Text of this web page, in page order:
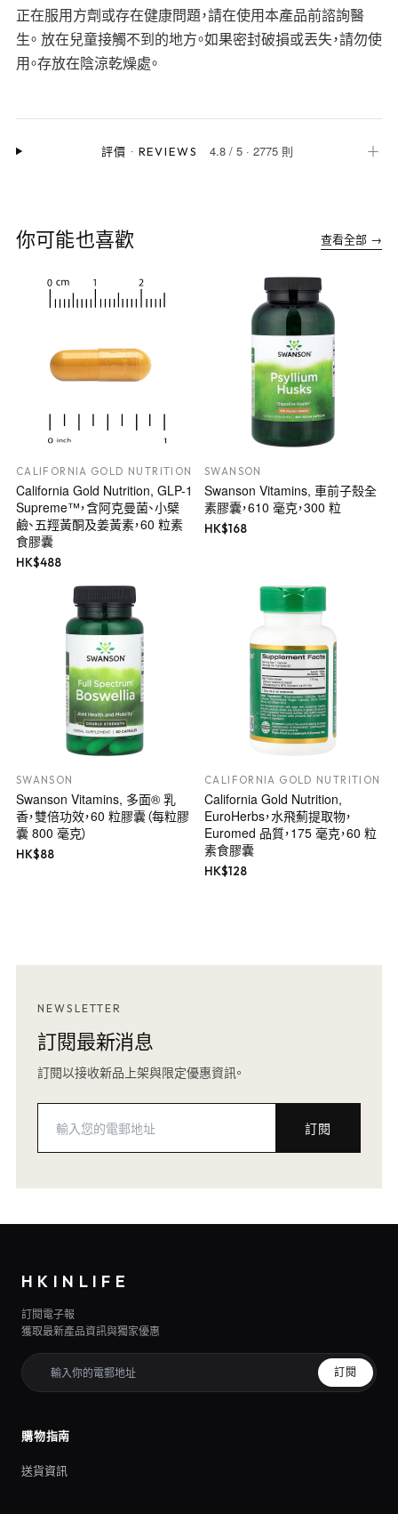
正在服用方劑或存在健康問題，請在使用本產品前諮詢醫
生。 放在兒童接觸不到的地方。如果密封破損或丟失，請勿使
用。存放在陰涼乾燥處。
評價 · REVIEWS 4.8 /5 ·2775 則 ＋
你可能也喜歡 查看全部 →
CALIFORNIA GOLD NUTRITION
California Gold Nutrition, GLP-1
Supreme™，含阿克曼菌、小檗
鹼、五羥黃酮及姜黃素，60 粒素
食膠囊
HK$488
SWANSON
Swanson Vitamins, 車前子殼全
素膠囊，610 毫克，300 粒
HK$168
SWANSON
Swanson Vitamins, 多面® 乳
香，雙倍功效，60 粒膠囊（每粒膠
囊 800 毫克）
HK$88
CALIFORNIA GOLD NUTRITION
California Gold Nutrition,
EuroHerbs，水飛薊提取物，
Euromed 品質，175 毫克，60 粒
素食膠囊
HK$128
NEWSLETTER
訂閱最新消息
訂閱以接收新品上架與限定優惠資訊。
訂閱
HKINLIFE
訂閱電子報
獲取最新產品資訊與獨家優惠
訂閱
購物指南
送貨資訊